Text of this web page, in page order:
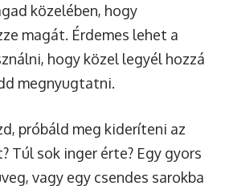
közelében, hogy
magát. Érdemes lehet a
hogy közel legyél hozzá
megnyugtatni.
próbáld meg kideríteni az
Túl sok inger érte? Egy gyors
vagy egy csendes sarokba